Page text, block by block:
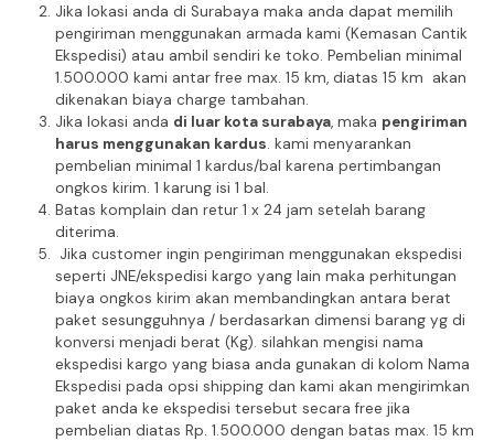
Jika lokasi anda di Surabaya maka anda dapat memilih
pengiriman menggunakan armada kami (Kemasan Cantik
Ekspedisi) atau ambil sendiri ke toko. Pembelian minimal
1.500.000 kami antar free max. 15 km, diatas 15 km akan
dikenakan biaya charge tambahan.
Jika lokasi anda di luar kota surabaya, maka pengiriman
harus menggunakan kardus. kami menyarankan
pembelian minimal 1 kardus/bal karena pertimbangan
ongkos kirim. 1 karung isi 1 bal.
Batas komplain dan retur 1 x 24 jam setelah barang
diterima.
Jika customer ingin pengiriman menggunakan ekspedisi
seperti JNE/ekspedisi kargo yang lain maka perhitungan
biaya ongkos kirim akan membandingkan antara berat
paket sesungguhnya / berdasarkan dimensi barang yg di
konversi menjadi berat (Kg). silahkan mengisi nama
ekspedisi kargo yang biasa anda gunakan di kolom Nama
Ekspedisi pada opsi shipping dan kami akan mengirimkan
paket anda ke ekspedisi tersebut secara free jika
pembelian diatas Rp. 1.500.000 dengan batas max. 15 km